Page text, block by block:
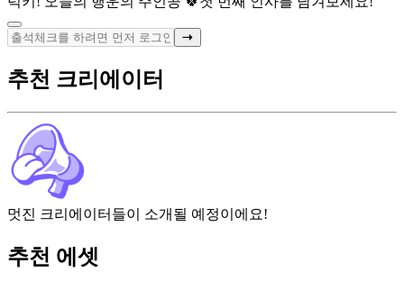
추천 크리에이터
멋진 크리에이터들이 소개될 예정이에요!
추천 에셋